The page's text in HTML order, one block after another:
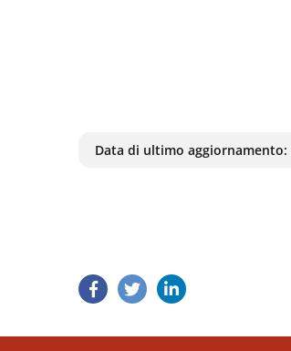
Data di ultimo aggiornamento: